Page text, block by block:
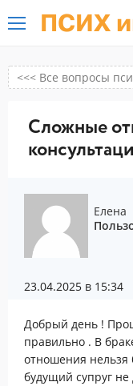
ПСИХ
<<< Все вопросы
Сложные
Елена
23.04.2025 в 15:34
Добрый день !
правильно . В
отношения
будущий супруг